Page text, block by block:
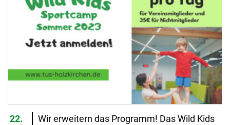
22.
Wir erweitern das Programm! Das Wild Kids